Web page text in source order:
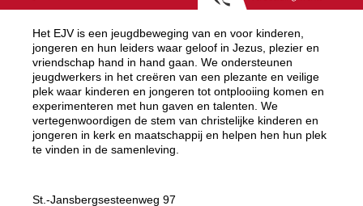
Het EJV is een jeugdbeweging van en voor kinderen,
jongeren en hun leiders waar geloof in Jezus, plezier en
vriendschap hand in hand gaan. We ondersteunen
jeugdwerkers in het creëren van een plezante en veilige
plek waar kinderen en jongeren tot ontplooiing komen en
experimenteren met hun gaven en talenten. We
vertegenwoordigen de stem van christelijke kinderen en
jongeren in kerk en maatschappij en helpen hen hun plek
te vinden in de samenleving.
St.-Jansbergsesteenweg 97